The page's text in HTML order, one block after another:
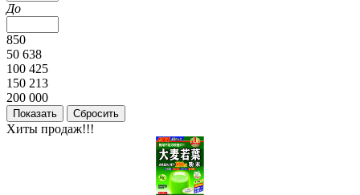
До
850
50 638
100 425
150 213
200 000
Хиты продаж!!!